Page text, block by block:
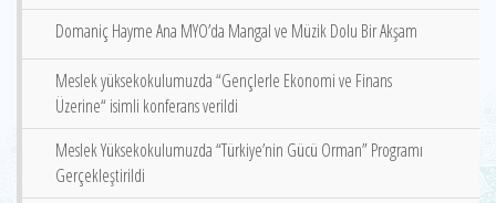
Domaniç Hayme Ana MYO’da Mangal ve Müzik Dolu Bir Akşam
Meslek yüksekokulumuzda “Gençlerle Ekonomi ve Finans
Üzerine“ isimli konferans verildi
Meslek Yüksekokulumuzda “Türkiye’nin Gücü Orman” Programı
Gerçekleştirildi